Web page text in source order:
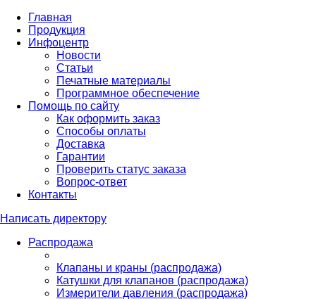
Главная
Продукция
Инфоцентр
Новости
Статьи
Печатные материалы
Программное обеспечение
Помощь по сайту
Как оформить заказ
Способы оплаты
Доставка
Гарантии
Проверить статус заказа
Вопрос-ответ
Контакты
Написать директору
Распродажа
Клапаны и краны (распродажа)
Катушки для клапанов (распродажа)
Измерители давления (распродажа)